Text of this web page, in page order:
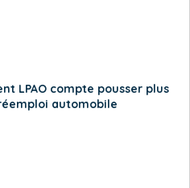
LPAO compte pousser plus
automobile